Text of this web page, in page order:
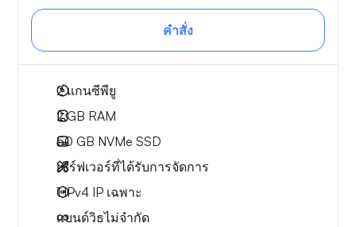
คำสั่ง
2แกนซีพียู
2 GB RAM
50 GB NVMe SSD
เซิร์ฟเวอร์ที่ได้รับการจัดการ
1 IPv4 IP เฉพาะ
แบนด์วิธไม่จำกัด